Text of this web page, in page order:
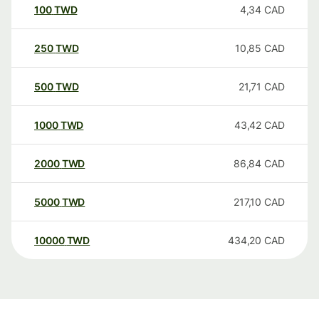
100TWD 4,34 CAD
250TWD 10,85 CAD
500TWD 21,71 CAD
1000TWD 43,42 CAD
2000TWD 86,84 CAD
5000TWD 217,10 CAD
10000 TWD 434,20 CAD